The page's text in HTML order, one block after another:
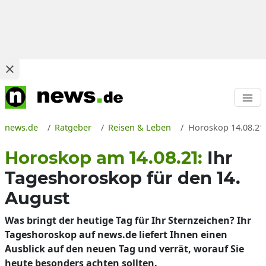
news.de Ratgeber Reisen & Leben Horoskop
Horoskop am 14.08.21: Ihr
Tageshoroskop für den 14.
August
Was bringt der heutige Tag für Ihr Sternzeichen? Ihr
Tageshoroskop auf news.de liefert Ihnen einen
Ausblick auf den neuen Tag und verrät, worauf Sie
heute besonders achten sollten.